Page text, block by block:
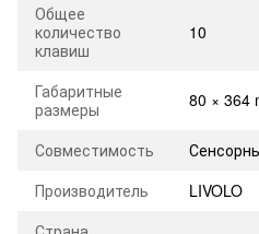
Общее
количество
клавиш
10
Габаритные
размеры
80 × 364
Совместимость
Производитель
LIVOLO